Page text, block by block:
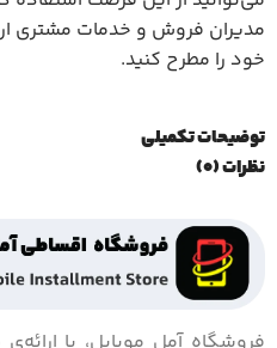
مدیران فروش و خدمات مشتری
خود را مطرح کنید.
توضیحات تکمیلی
نظرات (0)